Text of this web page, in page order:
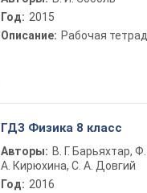
Год: 2015
Описание: Рабочая
ГДЗ Физика 8 класс
Авторы: В. Г. Барьяхтар,
А. Кирюхина, С. А. Довгий
Год: 2016